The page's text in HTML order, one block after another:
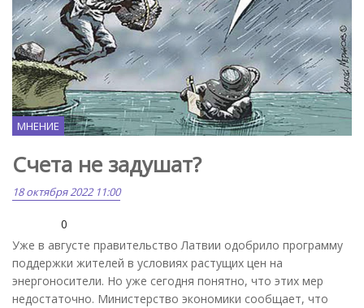
МНЕНИЕ
Счета не задушат?
18 октября 2022 11:00
0
Уже в августе правительство Латвии одобрило программу
поддержки жителей в условиях растущих цен на
энергоносители. Но уже сегодня понятно, что этих мер
недостаточно. Министерство экономики сообщает, что